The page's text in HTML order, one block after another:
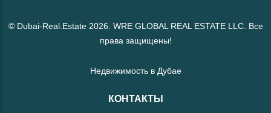
© Dubai-Real.Estate 2026. WRE GLOBAL REAL ESTATE LLC. Все
права защищены!
Недвижимость в Дубае
КОНТАКТЫ